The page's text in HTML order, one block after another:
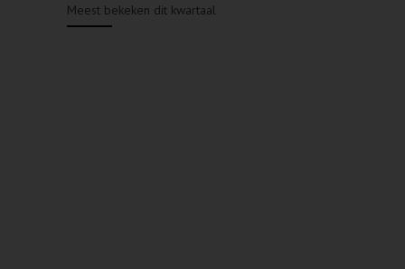
Meest bekeken dit kwartaal